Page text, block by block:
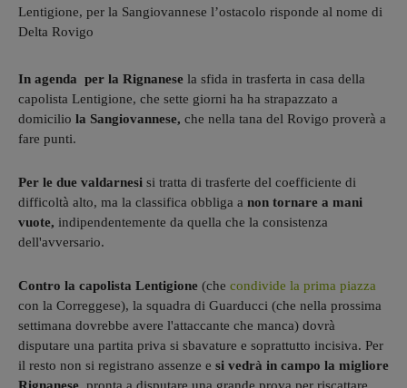
Lentigione, per la Sangiovannese l’ostacolo risponde al nome di
Delta Rovigo
In agenda per la Rignanese la sfida in trasferta in casa della
capolista Lentigione, che sette giorni ha ha strapazzato a
domicilio la Sangiovannese, che nella tana del Rovigo proverà a
fare punti.
Per le due valdarnesi si tratta di trasferte del coefficiente di
difficoltà alto, ma la classifica obbliga a non tornare a mani
vuote, indipendentemente da quella che la consistenza
dell'avversario.
Contro la capolista Lentigione (che condivide la prima piazza
con la Correggese), la squadra di Guarducci (che nella prossima
settimana dovrebbe avere l'attaccante che manca) dovrà
disputare una partita priva si sbavature e soprattutto incisiva. Per
il resto non si registrano assenze e si vedrà in campo la migliore
Rignanese, pronta a disputare una grande prova per riscattare